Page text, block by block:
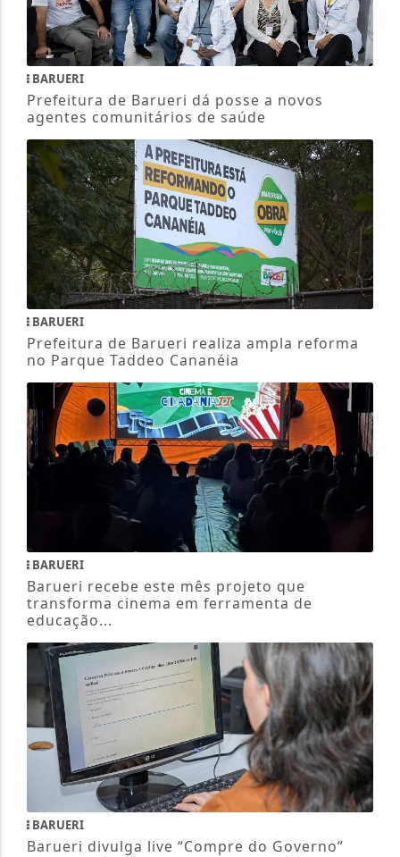
BARUERI
Prefeitura de Barueri dá posse a novos
agentes comunitários de saúde
BARUERI
Prefeitura de Barueri realiza ampla reforma
no Parque Taddeo Cananéia
BARUERI
Barueri recebe este mês projeto que
transforma cinema em ferramenta de
educação...
BARUERI
Barueri divulga live “Compre do Governo”